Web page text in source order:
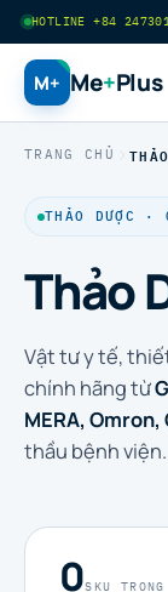
HOTLINE +84
M+ Me+Plus
TRANG CHỦ
THẢO DƯỢC ·
Thảo
Vật tư y tế,
chính hãng từ
MERA, Omron,
thầu bệnh viện.
0SKU